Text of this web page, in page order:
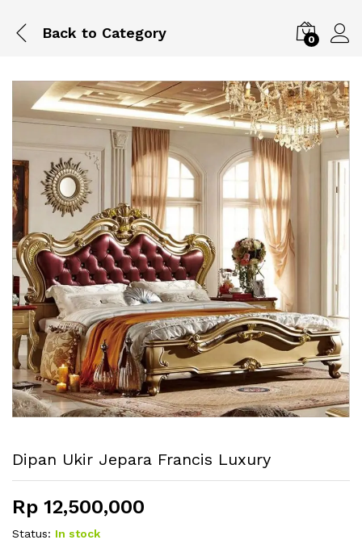
Back to Category 0
Dipan Ukir Jepara Francis Luxury
Rp 12,500,000
Status: In stock